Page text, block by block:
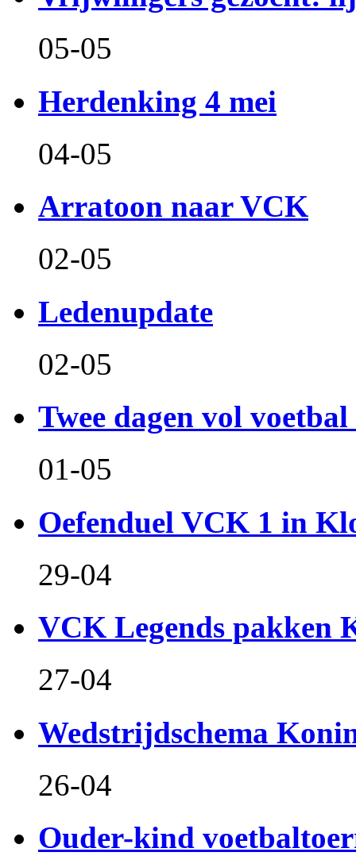
05-05
Herdenking 4 mei
04-05
Arratoon naar VCK
02-05
Ledenupdate
02-05
Twee dagen vol
01-05
Oefenduel VCK 1 in
29-04
VCK Legends pakken
27-04
Wedstrijdschema
26-04
Ouder-kind